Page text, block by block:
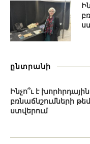
ընտրանի
Ինչո՞ւ է խորհրդային
բռնաճնշումների
ստվերում